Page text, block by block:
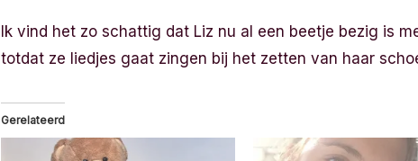
Ik vind het zo schattig dat Liz nu al een beetje bezig is
totdat ze liedjes gaat zingen bij het zetten van haar
Gerelateerd